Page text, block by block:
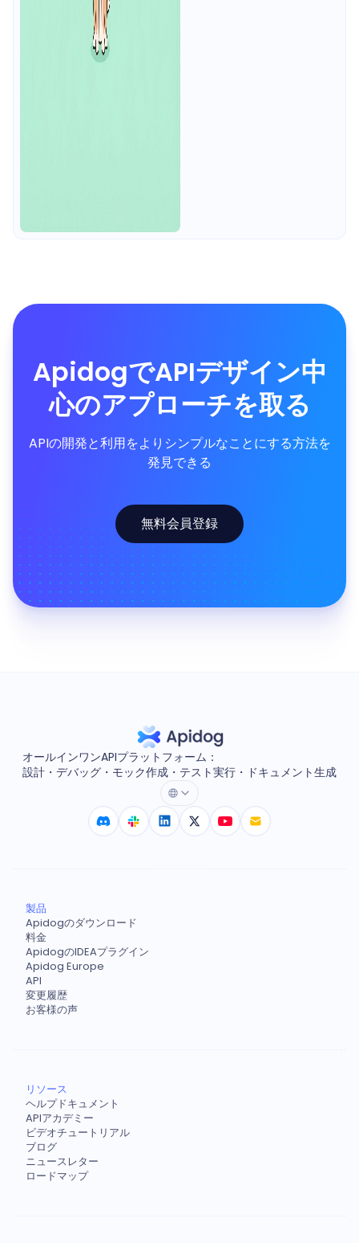
ApidogでAPIデザイン中
心のアプローチを取る
APIの開発と利用をよりシンプルなことにする方法を
発見できる
無料会員登録
オールインワンAPIプラットフォーム：
設計・デバッグ・モック作成・テスト実行・ドキュメント生成
製品
Apidogのダウンロード
料金
ApidogのIDEAプラグイン
Apidog Europe
API
変更履歴
お客様の声
リソース
ヘルプドキュメント
APIアカデミー
ビデオチュートリアル
ブログ
ニュースレター
ロードマップ